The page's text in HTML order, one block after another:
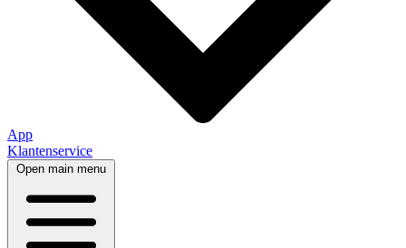
App
Klantenservice
Open main menu